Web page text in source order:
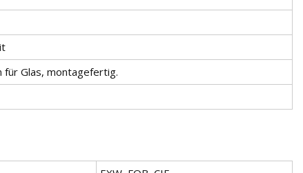
für Glas, montagefertig.